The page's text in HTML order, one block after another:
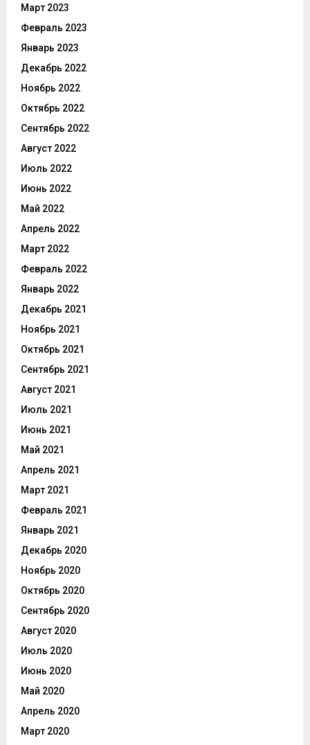
Март 2023
Февраль 2023
Январь 2023
Декабрь 2022
Ноябрь 2022
Октябрь 2022
Сентябрь 2022
Август 2022
Июль 2022
Июнь 2022
Май 2022
Апрель 2022
Март 2022
Февраль 2022
Январь 2022
Декабрь 2021
Ноябрь 2021
Октябрь 2021
Сентябрь 2021
Август 2021
Июль 2021
Июнь 2021
Май 2021
Апрель 2021
Март 2021
Февраль 2021
Январь 2021
Декабрь 2020
Ноябрь 2020
Октябрь 2020
Сентябрь 2020
Август 2020
Июль 2020
Июнь 2020
Май 2020
Апрель 2020
Март 2020